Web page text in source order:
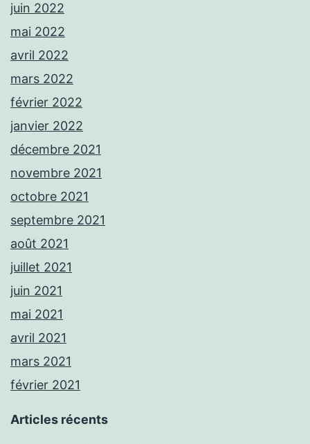
juin 2022
mai 2022
avril 2022
mars 2022
février 2022
janvier 2022
décembre 2021
novembre 2021
octobre 2021
septembre 2021
août 2021
juillet 2021
juin 2021
mai 2021
avril 2021
mars 2021
février 2021
Articles récents